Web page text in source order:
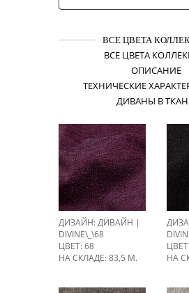
ВСЕ ЦВЕТА
ВСЕ ЦВЕТА
ОПИСАНИЕ
ТЕХНИЧЕСКИЕ
ДИВАНЫ В
ДИЗАЙН: ДИВАЙН |
DIVINE\_\68
ЦВЕТ: 68
НА СКЛАДЕ: 83,5 М.
НА